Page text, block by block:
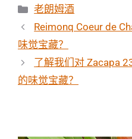
分
类
老朗姆酒
Reimonq Coeur de
味觉宝藏？
了解我们对 Zacapa
的味觉宝藏？